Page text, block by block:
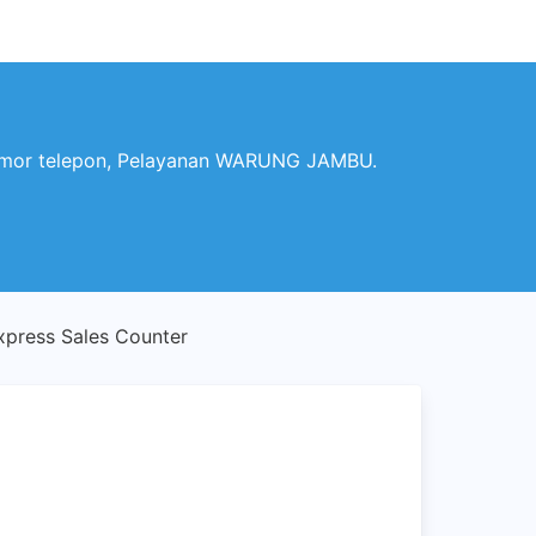
telepon, Pelayanan WARUNG JAMBU.
Sales Counter